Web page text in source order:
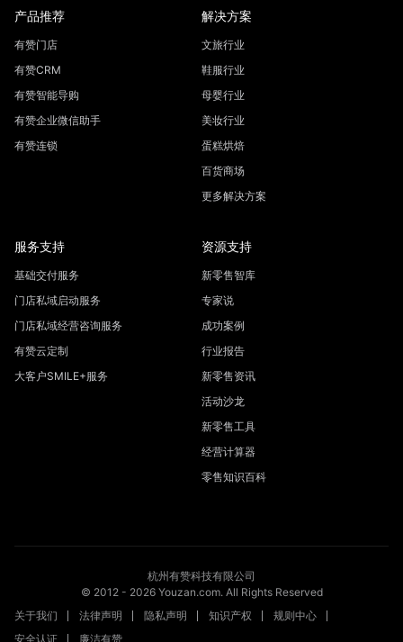
产品推荐
有赞门店
有赞CRM
有赞智能导购
有赞企业微信助手
有赞连锁
解决方案
文旅行业
鞋服行业
母婴行业
美妆行业
蛋糕烘焙
百货商场
更多解决方案
服务支持
基础交付服务
门店私域启动服务
门店私域经营咨询服务
有赞云定制
大客户SMILE+服务
资源支持
新零售智库
专家说
成功案例
行业报告
新零售资讯
活动沙龙
新零售工具
经营计算器
零售知识百科
杭州有赞科技有限公司
© 2012 - 2026Youzan.com. All Rights Reserved
关于我们
法律声明 隐私声明 知识产权
规则中心
安全认证
廉洁有赞